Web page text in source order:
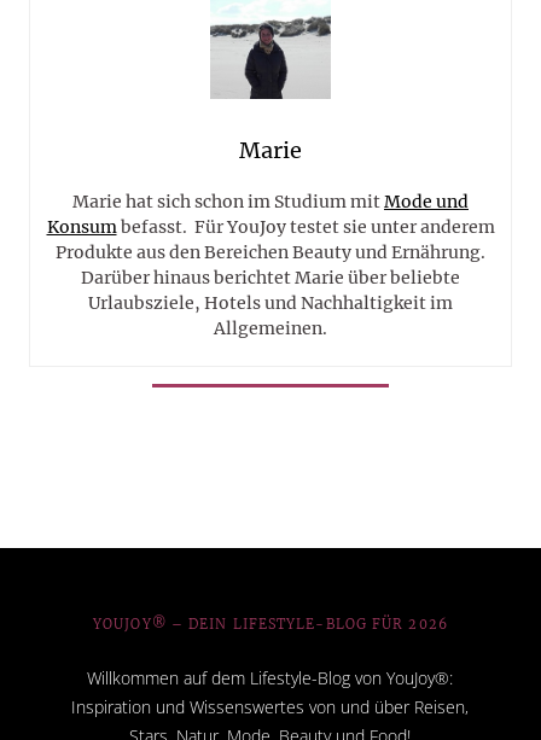
Marie
Marie hat sich schon im Studium mitMode und
Konsumbefasst. Für YouJoy testet sie unter anderem
Produkte aus den Bereichen Beauty und Ernährung.
Darüber hinaus berichtet Marie über beliebte
Urlaubsziele, Hotels und Nachhaltigkeit im
Allgemeinen.
YOUJOY® – DEIN LIFESTYLE-BLOG FÜR 2026
Willkommen auf dem Lifestyle-Blog von YouJoy®:
Inspiration und Wissenswertes von und über Reisen,
Stars, Natur, Mode, Beauty und Food!